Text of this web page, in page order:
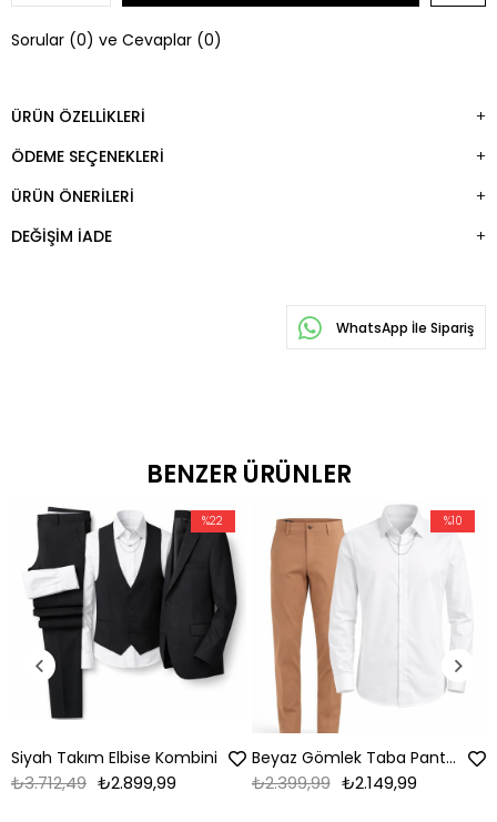
Sorular (0) ve Cevaplar (0)
ÜRÜN ÖZELLIKLERI
ÖDEME SEÇENEKLERI
ÜRÜN ÖNERILERI
DEĞIŞIM İADE
WhatsApp İle Sipariş
BENZER ÜRÜNLER
Siyah Takım Elbise Kombini
₺2.899,99
₺3.712,49
%22
Beyaz Gömlek Taba Pantolon Kombin
₺2.149,99
₺2.399,99
%10